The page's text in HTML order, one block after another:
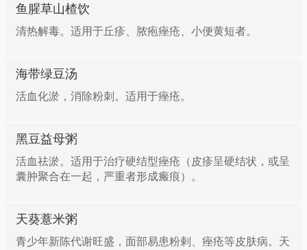
鱼腥草山楂饮
清热解毒。适用于丘疹、脓疱痤疮、小便黄短者。
海带绿豆汤
活血化淤，消除粉刺。适用于痤疮。
黑豆益母粥
活血祛淤。适用于治疗硬结型痤疮（皮疹呈硬结状，或呈
囊肿聚合在一起，严重者形成瘢痕）。
天葵薏米粥
青少年新陈代谢旺盛，面部易患粉剌、痤疮等皮肤病。天